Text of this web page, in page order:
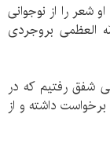
شعر را از نوجوانی
العظمی بروجردی
شفق رفتیم که در
داشته و از